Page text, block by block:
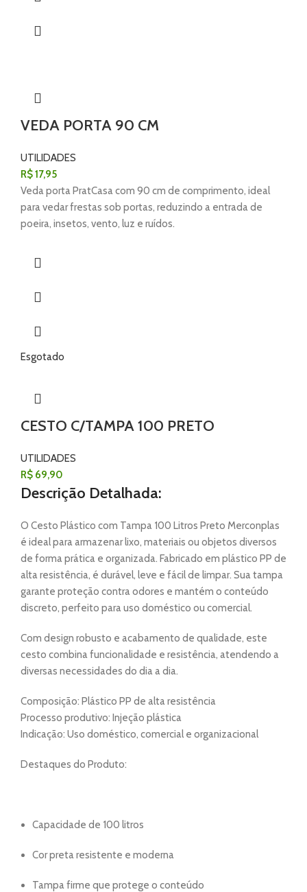
VEDA PORTA 90 CM
UTILIDADES
R$17,95
Veda porta PratCasa com 90 cm de comprimento, ideal
para vedar frestas sob portas, reduzindo a entrada de
poeira, insetos, vento, luz e ruídos.
Esgotado
CESTO C/TAMPA 100 PRETO
UTILIDADES
R$ 69,90
Descrição Detalhada:
O Cesto Plástico com Tampa 100 Litros Preto Merconplas
é ideal para armazenar lixo, materiais ou objetos diversos
de forma prática e organizada. Fabricado em plástico PP de
alta resistência, é durável, leve e fácil de limpar. Sua tampa
garante proteção contra odores e mantém o conteúdo
discreto, perfeito para uso doméstico ou comercial.
Com design robusto e acabamento de qualidade, este
cesto combina funcionalidade e resistência, atendendo a
diversas necessidades do dia a dia.
Composição: Plástico PP de alta resistência
Processo produtivo: Injeção plástica
Indicação: Uso doméstico, comercial e organizacional
Destaques do Produto:
Capacidade de 100 litros
Cor preta resistente e moderna
Tampa firme que protege o conteúdo